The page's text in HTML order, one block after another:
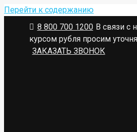
Перейти к содержанию
8 800 700 1200 В связи с
курсом рубля просим
ЗАКАЗАТЬ ЗВОНОК